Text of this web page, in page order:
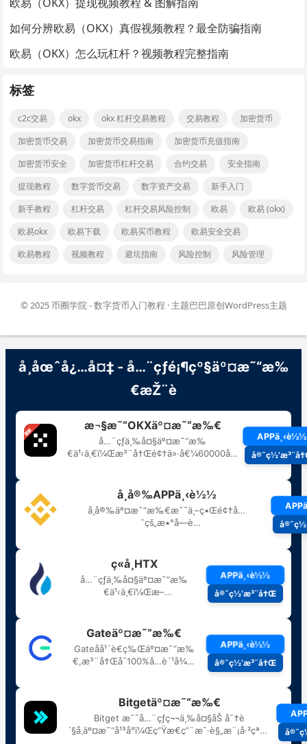
如何分辨欧易（OKX）真假视频教程？最全防骗指南
欧易（OKX）怎么玩杠杆？视频教程完整指南
标签
c2c交易 okx okx 杠杆交易教程 交易教程
加密货币
加密货币交易
加密货币交易指南
加密货币充值指南
加密货币安全
加密货币杠杆交易 合约交易
安全指南
提现教程
数字货币交易 数字资产交易
新手入门
新手教程
杠杆交易 杠杆交易风险控制 欧易
欧易 (okx)
欧易okx
欧易下载 欧易买币教程
欧易安全交易
欧易教程
视频教程 避坑指南 风险控制 风险管理
© 2025币圈学院 - 数字货币入门教程 · 主题巴巴原创WordPress主题